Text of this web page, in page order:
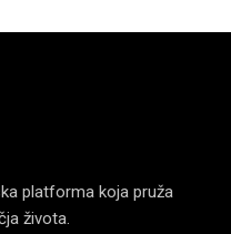
platforma koja pruža
života.